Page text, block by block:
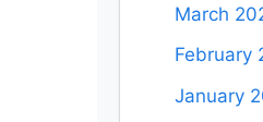
March
February
January